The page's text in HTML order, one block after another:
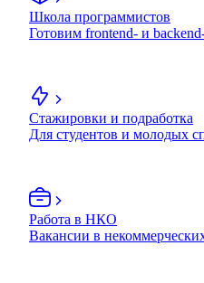
Школа программистов
Готовим frontend- и
Стажировки и подработка
Для студентов и молодых
Работа в НКО
Вакансии в